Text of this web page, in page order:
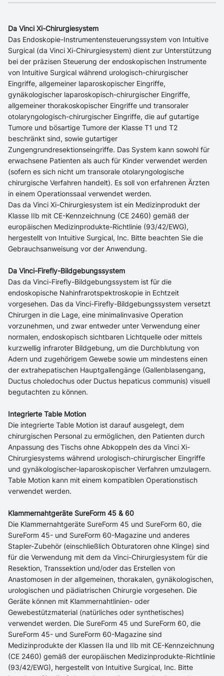
Da Vinci Xi-Chirurgiesystem
Das Endoskopie-Instrumentensteuerungssystem von Intuitive
Surgical (da Vinci Xi-Chirurgiesystem) dient zur Unterstützung
bei der präzisen Steuerung der endoskopischen Instrumente
von Intuitive Surgical während urologisch-chirurgischer
Eingriffe, allgemeiner laparoskopischer Eingriffe,
gynäkologischer laparoskopisch-chirurgischer Eingriffe,
allgemeiner thorakoskopischer Eingriffe und transoraler
otolaryngologisch-chirurgischer Eingriffe, die auf gutartige
Tumore und bösartige Tumore der Klasse T1 und T2
beschränkt sind, sowie gutartiger
Zungengrundresektionseingriffe. Das System kann sowohl für
erwachsene Patienten als auch für Kinder verwendet werden
(sofern es sich nicht um transorale otolaryngologische
chirurgische Verfahren handelt). Es soll von erfahrenen Ärzten
in einem Operationssaal verwendet werden.
Das da Vinci Xi-Chirurgiesystem ist ein Medizinprodukt der
Klasse IIb mit CE-Kennzeichnung (CE 2460) gemäß der
europäischen Medizinprodukte-Richtlinie (93/42/EWG),
hergestellt von Intuitive Surgical, Inc. Bitte beachten Sie die
Gebrauchsanweisung vor der Anwendung.
Da Vinci-Firefly-Bildgebungssystem
Das da Vinci-Firefly-Bildgebungssystem ist für die
endoskopische Nahinfrarotspektroskopie in Echtzeit
vorgesehen. Das da Vinci-Firefly-Bildgebungssystem versetzt
Chirurgen in die Lage, eine minimalinvasive Operation
vorzunehmen, und zwar entweder unter Verwendung einer
normalen, endoskopisch sichtbaren Lichtquelle oder mittels
kurzwellig infraroter Bildgebung, um die Durchblutung von
Adern und zugehörigem Gewebe sowie um mindestens einen
der extrahepatischen Hauptgallengänge (Gallenblasengang,
Ductus choledochus oder Ductus hepaticus communis) visuell
begutachten zu können.
Integrierte Table Motion
Die integrierte Table Motion ist darauf ausgelegt, dem
chirurgischen Personal zu ermöglichen, den Patienten durch
Anpassung des Tischs ohne Abkoppeln des da Vinci Xi-
Chirurgiesystems während urologisch-chirurgischer Eingriffe
und gynäkologischer-laparoskopischer Verfahren umzulagern.
Table Motion kann mit einem kompatiblen Operationstisch
verwendet werden.
Klammernahtgeräte SureForm 45 & 60
Die Klammernahtgeräte SureForm 45 und SureForm 60, die
SureForm 45- und SureForm 60-Magazine und anderes
Stapler-Zubehör (einschließlich Obturatoren ohne Klinge) sind
für die Verwendung mit dem da Vinci-Chirurgiesystem für die
Resektion, Transsektion und/oder das Erstellen von
Anastomosen in der allgemeinen, thorakalen, gynäkologischen,
urologischen und pädiatrischen Chirurgie vorgesehen. Die
Geräte können mit Klammernahtlinien- oder
Gewebestützmaterial (natürliches oder synthetisches)
verwendet werden. Die SureForm 45 und SureForm 60, die
SureForm 45- und SureForm 60-Magazine sind
Medizinprodukte der Klassen IIa und IIb mit CE-Kennzeichnung
(CE 2460) gemäß der europäischen Medizinprodukte-Richtlinie
(93/42/EWG), hergestellt von Intuitive Surgical, Inc. Bitte